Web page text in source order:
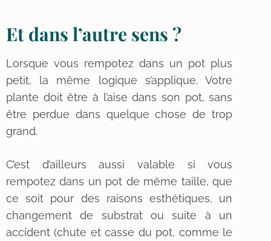
Et dans l’autre sens ?
Lorsque vous rempotez dans un pot plus
petit, la même logique s’applique. Votre
plante doit être à l’aise dans son pot, sans
être perdue dans quelque chose de trop
grand.
C’est d’ailleurs aussi valable si vous
rempotez dans un pot de même taille, que
ce soit pour des raisons esthétiques, un
changement de substrat ou suite à un
accident (chute et casse du pot, comme le